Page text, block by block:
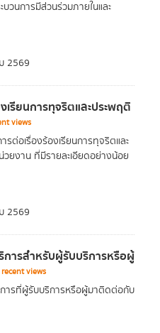
นการมีส่วนร่วมภายในและ
2569
รียนการทุจริตและประพฤติ
views
ต่อเรื่องร้องเรียนการทุจริตและ
ยงาน ที่มีรายละเอียดอย่างน้อย
2569
ารสำหรับผู้รับบริการหรือผู้
views
ารที่ผู้รับบริการหรือผู้มาติดต่อกับ